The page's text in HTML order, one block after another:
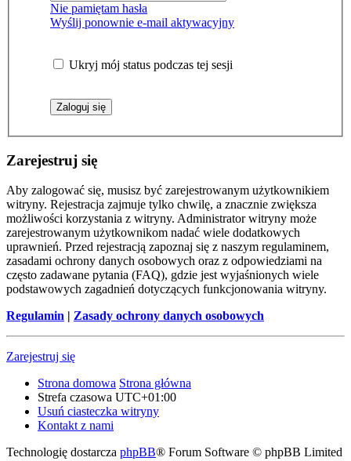
Nie pamiętam hasła
Wyślij ponownie e-mail aktywacyjny
Ukryj mój status podczas tej sesji
Zarejestruj się
Aby zalogować się, musisz być zarejestrowanym użytkownikiem
witryny. Rejestracja zajmuje tylko chwilę, a znacznie zwiększa
możliwości korzystania z witryny. Administrator witryny może
zarejestrowanym użytkownikom nadać wiele dodatkowych
uprawnień. Przed rejestracją zapoznaj się z naszym regulaminem,
zasadami ochrony danych osobowych oraz z odpowiedziami na
często zadawane pytania (FAQ), gdzie jest wyjaśnionych wiele
podstawowych zagadnień dotyczących funkcjonowania witryny.
Regulamin | Zasady ochrony danych osobowych
Zarejestruj się
Strona domowa Strona główna
Strefa czasowa UTC+01:00
Usuń ciasteczka witryny
Kontakt z nami
Technologię dostarcza phpBB® Forum Software © phpBB Limited